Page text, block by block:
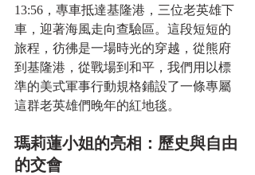
13:56，專車抵達基隆港，三位老英雄下
車，迎著海風走向查驗區。這段短短的
旅程，彷彿是一場時光的穿越，從熊府
到基隆港，從戰場到和平，我們用以標
準的美式軍事行動規格鋪設了一條專屬
這群老英雄們晚年的紅地毯。
瑪莉蓮小姐的亮相：歷史與自由
的交會